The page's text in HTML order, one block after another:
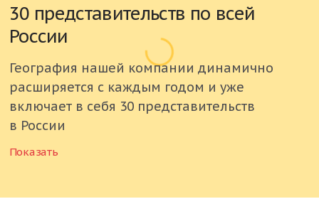
30 представительств по всей
России
География нашей компании динамично
расширяется с каждым годом и уже
включает в себя 30 представительств
в России
Показать